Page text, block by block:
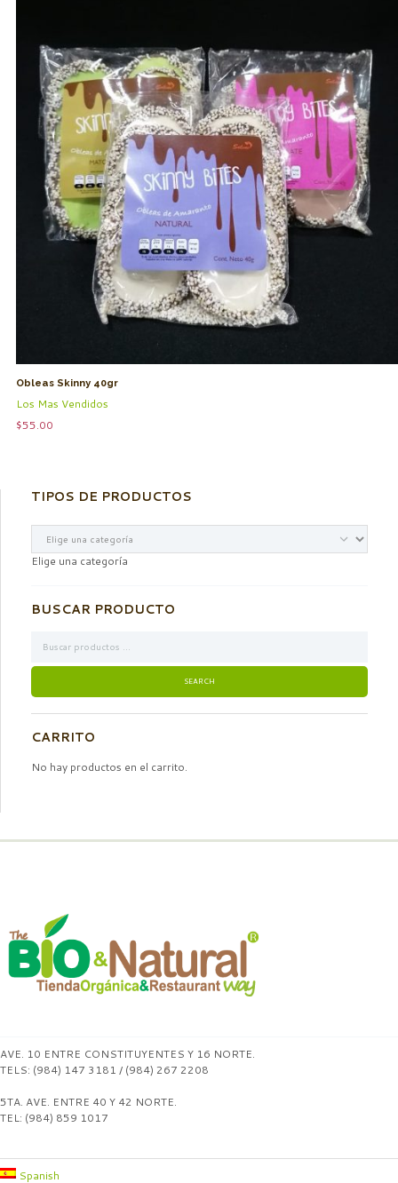
Obleas Skinny 40gr
Los Mas Vendidos
$55.00
TIPOS DE PRODUCTOS
Elige una categoría
BUSCAR PRODUCTO
CARRITO
No hay productos en el carrito.
AVE. 10 ENTRE CONSTITUYENTES Y 16 NORTE.
TELS: (984) 147 3181 / (984) 267 2208
5TA. AVE. ENTRE 40 Y 42 NORTE.
TEL: (984) 859 1017
Spanish